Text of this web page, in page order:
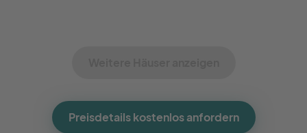
Preisdetails kostenlos anfordern